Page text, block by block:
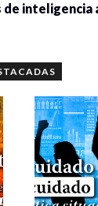
de